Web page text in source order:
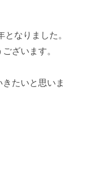
なりました。
ざいます。
たいと思いま